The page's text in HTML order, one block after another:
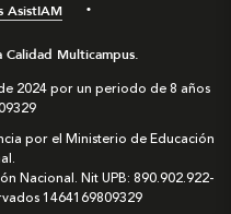
AsistIAM
Multicampus.
2024 por un periodo de 8 años
por el Ministerio de Educación
Nacional. Nit UPB: 890.902.922-
1464169809329